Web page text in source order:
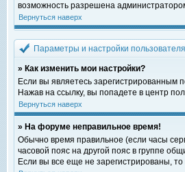
возможность разрешена
Вернуться наверх
Параметры и настройки пользователя
» Как изменить мои настройки?
Если вы являетесь зарегистрированным
Нажав на ссылку, вы попадете в центр
Вернуться наверх
» На форуме неправильное время!
Обычно время правильное (если часы
часовой пояс на другой пояс в группе
Если вы все еще не зарегистрированы,